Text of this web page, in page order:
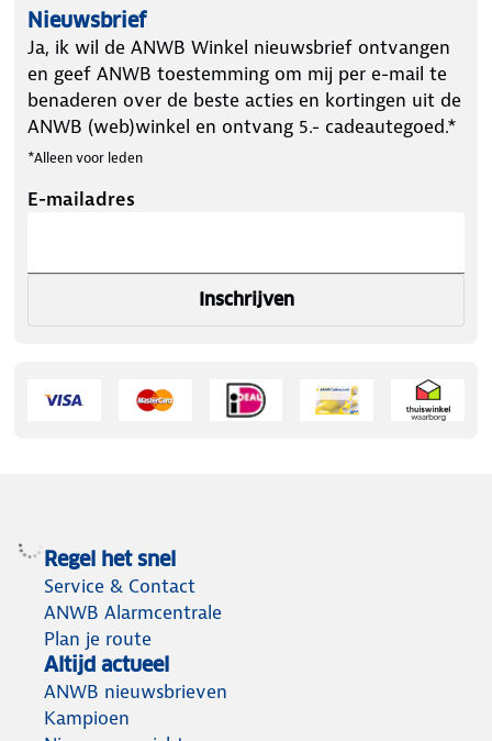
Nieuwsbrief
Ja, ik wil de ANWB Winkel nieuwsbrief ontvangen
en geef ANWB toestemming om mij per e-mail te
benaderen over de beste acties en kortingen uit de
ANWB (web)winkel en ontvang 5.- cadeautegoed.*
*Alleen voor leden
E-mailadres
Inschrijven
Regel het snel
Service & Contact
ANWB Alarmcentrale
Plan je route
Altijd actueel
ANWB nieuwsbrieven
Kampioen